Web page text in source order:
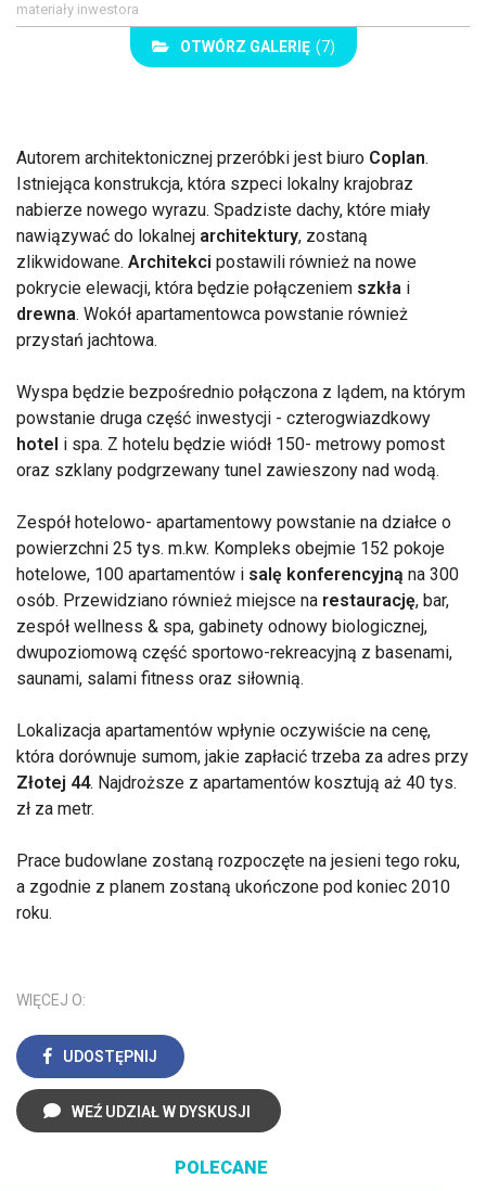
materiały inwestora
OTWÓRZ GALERIĘ (7)
Autorem architektonicznej przeróbki jest biuro Coplan.
Istniejąca konstrukcja, która szpeci lokalny krajobraz
nabierze nowego wyrazu. Spadziste dachy, które miały
nawiązywać do lokalnej architektury, zostaną
zlikwidowane. Architekci postawili również na nowe
pokrycie elewacji, która będzie połączeniem szkła i
drewna. Wokół apartamentowca powstanie również
przystań jachtowa.
Wyspa będzie bezpośrednio połączona z lądem, na którym
powstanie druga część inwestycji - czterogwiazdkowy
hotel i spa. Z hotelu będzie wiódł 150- metrowy pomost
oraz szklany podgrzewany tunel zawieszony nad wodą.
Zespół hotelowo- apartamentowy powstanie na działce o
powierzchni 25 tys. m.kw. Kompleks obejmie 152 pokoje
hotelowe, 100 apartamentów i salę konferencyjną na 300
osób. Przewidziano również miejsce na restaurację, bar,
zespół wellness & spa, gabinety odnowy biologicznej,
dwupoziomową część sportowo-rekreacyjną z basenami,
saunami, salami fitness oraz siłownią.
Lokalizacja apartamentów wpłynie oczywiście na cenę,
która dorównuje sumom, jakie zapłacić trzeba za adres przy
Złotej 44. Najdroższe z apartamentów kosztują aż 40 tys.
zł za metr.
Prace budowlane zostaną rozpoczęte na jesieni tego roku,
a zgodnie z planem zostaną ukończone pod koniec 2010
roku.
WIĘCEJ O:
UDOSTĘPNIJ
WEŹ UDZIAŁ W DYSKUSJI
POLECANE